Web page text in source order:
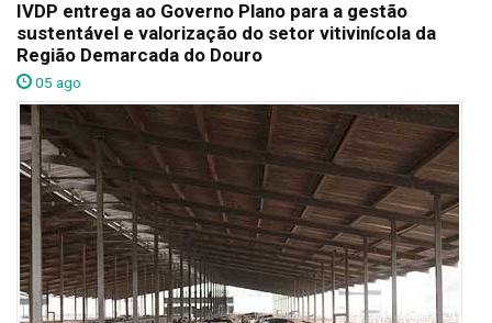
IVDP entrega ao Governo Plano para a gestão
sustentável e valorização do setor vitivinícola da
Região Demarcada do Douro
05 ago